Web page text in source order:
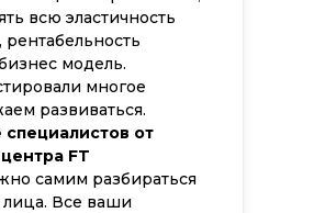
всю эластичность
модель.
многое
развиваться.
от
FT
самим разбираться
Все ваши